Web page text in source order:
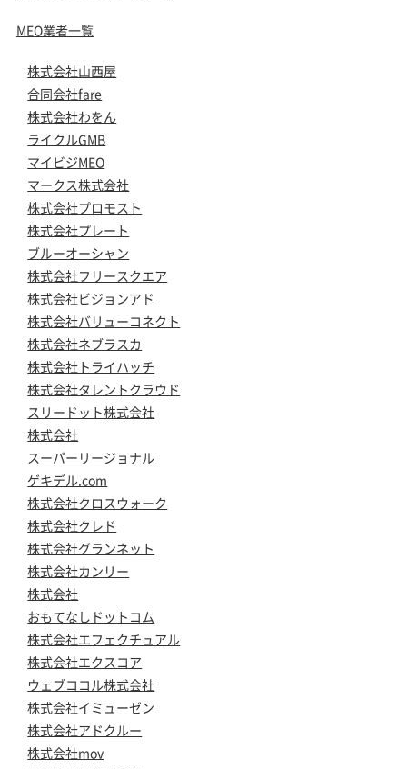
MEO業者一覧
株式会社山西屋
合同会社fare
株式会社わをん
ライクルGMB
マイビジMEO
マークス株式会社
株式会社プロモスト
株式会社プレート
ブルーオーシャン
株式会社フリースクエア
株式会社ビジョンアド
株式会社バリューコネクト
株式会社ネブラスカ
株式会社トライハッチ
株式会社タレントクラウド
スリードット株式会社
株式会社
スーパーリージョナル
ゲキデル.com
株式会社クロスウォーク
株式会社クレド
株式会社グランネット
株式会社カンリー
株式会社
おもてなしドットコム
株式会社エフェクチュアル
株式会社エクスコア
ウェブココル株式会社
株式会社イミューゼン
株式会社アドクルー
株式会社mov